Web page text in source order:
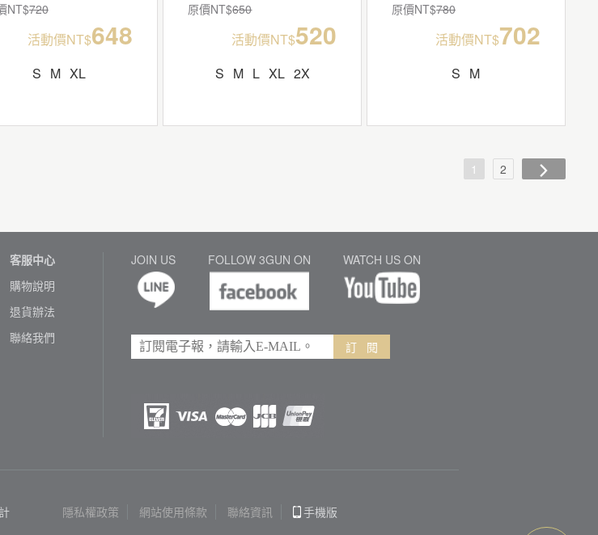
NT$720
活動價NT$648
S M XL
原價NT$650
活動價NT$520
S M L XL 2X
原價NT$780
活動價NT$702
S M
1 2
客服中心
購物說明
退貨辦法
聯絡我們
JOIN US FOLLOW 3GUN ON WATCH US ON
訂 閱
隱私權政策 網站使用條款 聯絡資訊 手機版